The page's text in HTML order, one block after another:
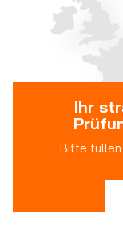
Ihr
Bitte füllen